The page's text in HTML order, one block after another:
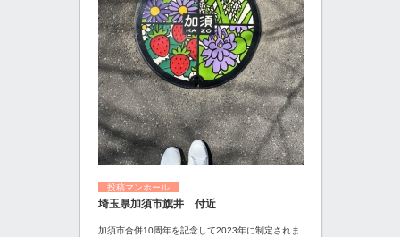
投稿マンホール
埼玉県加須市旗井 付近
加須市合併10周年を記念して2023年に制定されま